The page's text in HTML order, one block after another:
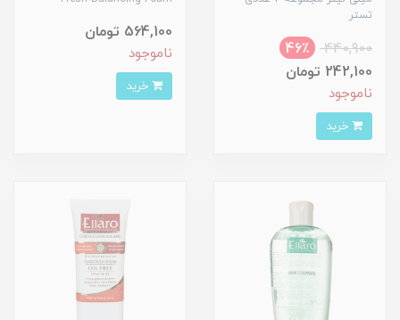
تستر
440,900
46٪
242,100 تومان
ناموجود
564,100 تومان
ناموجود